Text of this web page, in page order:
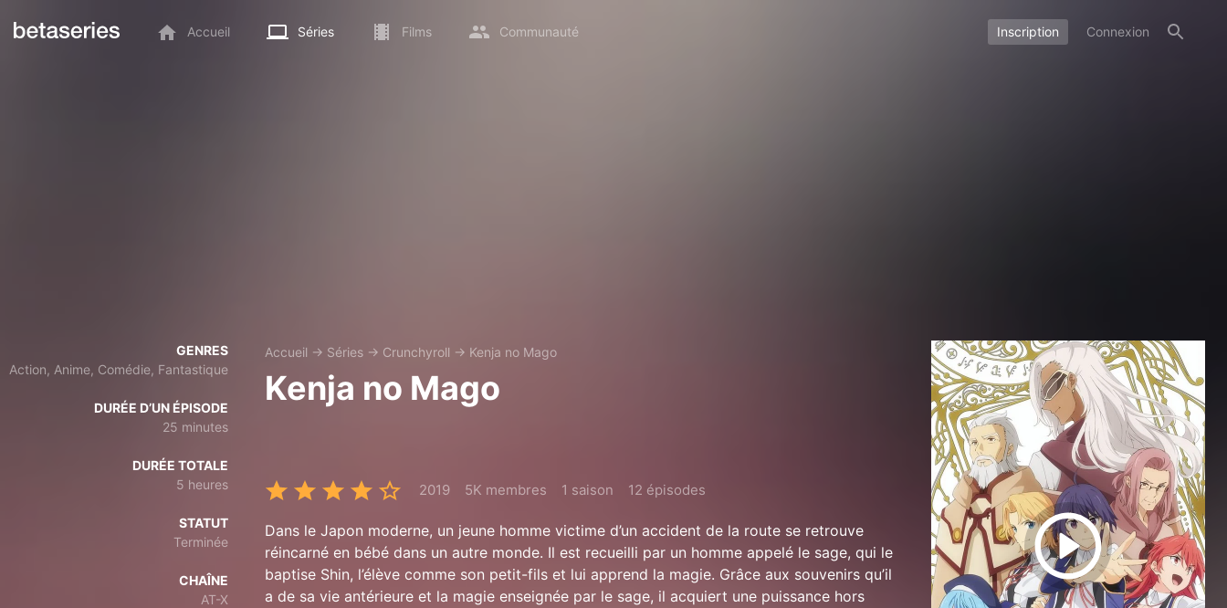
Accueil Séries Films Communauté Inscription Connexion
GENRES
Action, Anime, Comédie, Fantastique
DURÉE D’UN ÉPISODE
25 minutes
DURÉE TOTALE
5 heures
STATUT
Terminée
CHAÎNE
AT-X
Accueil → Séries → Crunchyroll → Kenja no Mago
Kenja no Mago
2019 5K membres 1 saison 12 épisodes
Dans le Japon moderne, un jeune homme victime d’un accident de la route se retrouve
réincarné en bébé dans un autre monde. Il est recueilli par un homme appelé le sage, qui le
baptise Shin, l’élève comme son petit-fils et lui apprend la magie. Grâce aux souvenirs qu’il
a de sa vie antérieure et la magie enseignée par le sage, il acquiert une puissance hors